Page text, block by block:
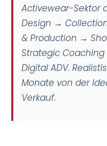
Activewear-Sektor
Design →
& Production →
Strategic
Digital ADV.
Monate von der
Verkauf.